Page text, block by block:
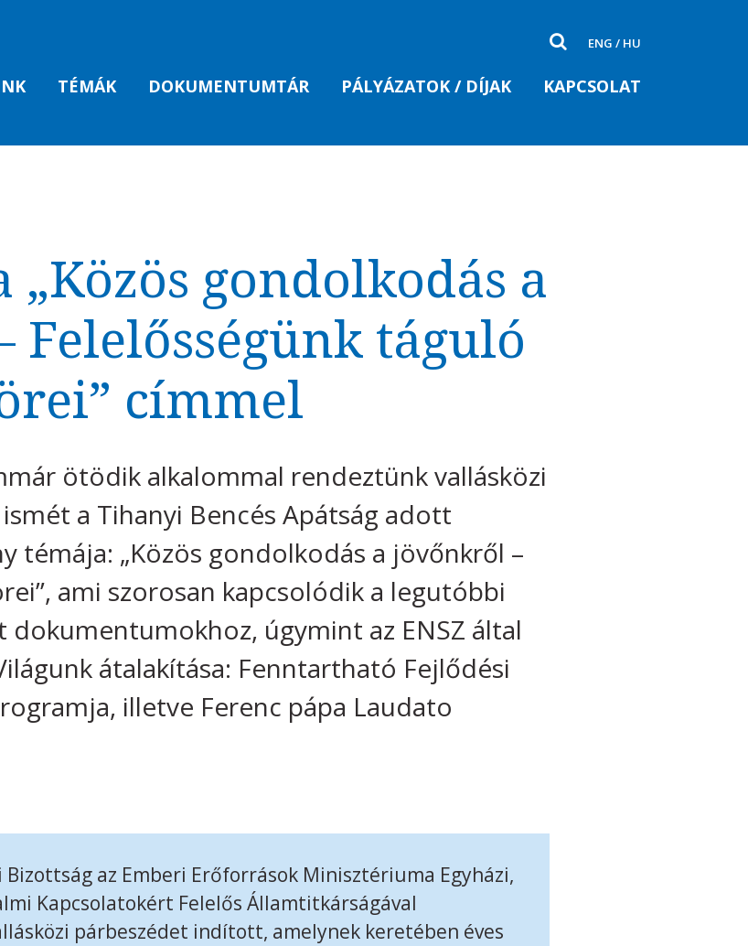
ENG / HU
TÉMÁK DOKUMENTUMTÁR PÁLYÁZATOK / DÍJAK KAPCSOLAT
gondolkodás a
táguló
címmel
ötödik alkalommal rendeztünk vallásközi
a Tihanyi Bencés Apátság adott
témája: „Közös gondolkodás a jövőnkről –
ami szorosan kapcsolódik a legutóbbi
úgymint az ENSZ által
átalakítása: Fenntartható Fejlődési
illetve Ferenc pápa Laudato
Bizottság az Emberi Erőforrások Minisztériuma Egyházi,
Kapcsolatokért Felelős Államtitkárságával
párbeszédet indított, amelynek keretében éves